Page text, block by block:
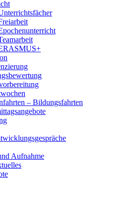
– Bildungsfahrten
Aufnahme